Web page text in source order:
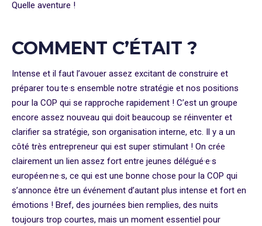
Quelle aventure !
COMMENT C’ÉTAIT ?
Intense et il faut l’avouer assez excitant de construire et
préparer tou·te·s ensemble notre stratégie et nos positions
pour la COP qui se rapproche rapidement ! C’est un groupe
encore assez nouveau qui doit beaucoup se réinventer et
clarifier sa stratégie, son organisation interne, etc. Il y a un
côté très entrepreneur qui est super stimulant ! On crée
clairement un lien assez fort entre jeunes délégué·e·s
européen·ne·s, ce qui est une bonne chose pour la COP qui
s’annonce être un événement d’autant plus intense et fort en
émotions ! Bref, des journées bien remplies, des nuits
toujours trop courtes, mais un moment essentiel pour